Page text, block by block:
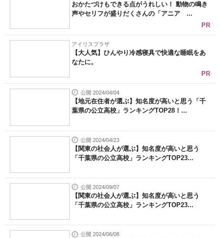
おかたづけもできる点がうれしい！ 動物の鳴き
声やセリフが盛りだくさんの「アニア ...
PR
アイリスプラザ
【大人気】ひんやり冷感寝具で快適な睡眠をあ
なたに。
PR
公開 2024/04/04
【地元在住者が選ぶ】知名度が高いと思う「千
葉県の公立高校」ランキングTOP28！...
公開 2024/04/23
【関東の社会人が選ぶ】知名度が高いと思う
「千葉県の公立高校」ランキングTOP23...
公開 2024/09/07
【関東の社会人が選ぶ】知名度が高いと思う
「千葉県の公立高校」ランキングTOP23...
公開 2024/06/08